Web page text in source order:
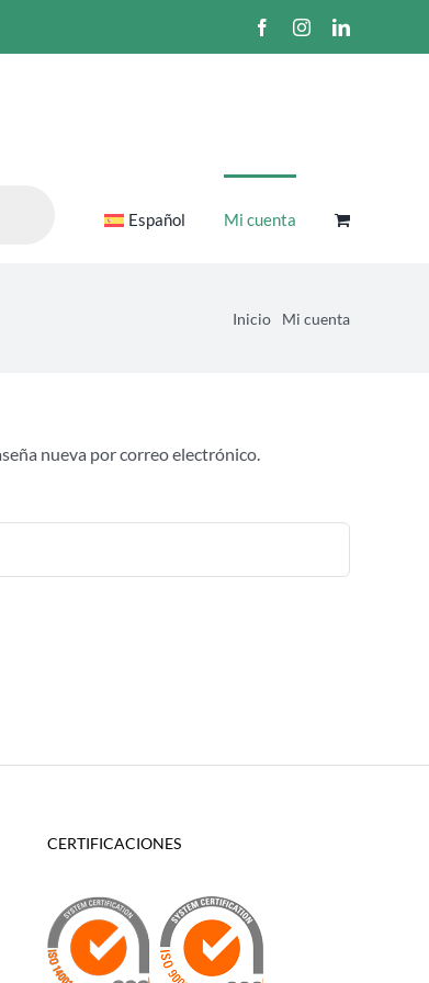
FacebookInstagramLinkedIn
Español Mi cuenta
Inicio Mi cuenta
nueva por correo electrónico.
CERTIFICACIONES